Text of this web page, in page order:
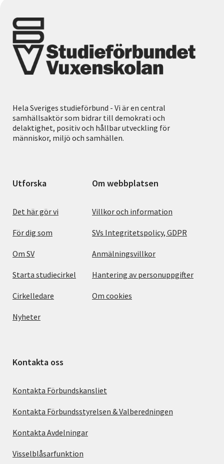
Hela Sveriges studieförbund - Vi är en central
samhällsaktör som bidrar till demokrati och
delaktighet, positiv och hållbar utveckling för
människor, miljö och samhällen.
Utforska
Det här gör vi
För dig som
Om SV
Starta studiecirkel
Cirkelledare
Nyheter
Om webbplatsen
Villkor och information
SVs Integritetspolicy, GDPR
Anmälningsvillkor
Hantering av personuppgifter
Om cookies
Kontakta oss
Kontakta Förbundskansliet
Kontakta Förbundsstyrelsen & Valberedningen
Kontakta Avdelningar
Visselblåsarfunktion